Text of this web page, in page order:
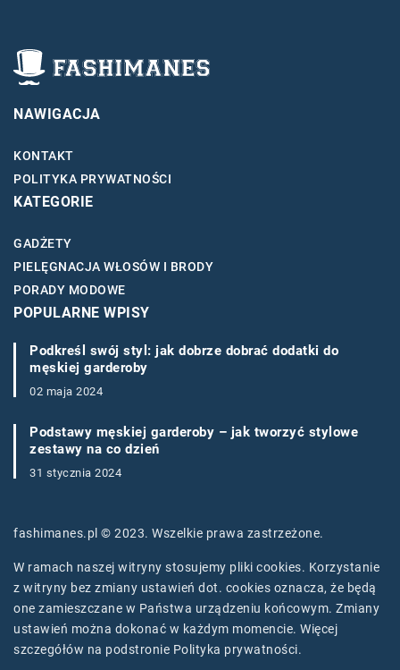
NAWIGACJA
KONTAKT
POLITYKA PRYWATNOŚCI
KATEGORIE
GADŻETY
PIELĘGNACJA WŁOSÓW I BRODY
PORADY MODOWE
POPULARNE WPISY
Podkreśl swój styl: jak dobrze dobrać dodatki do
męskiej garderoby
02 maja 2024
Podstawy męskiej garderoby – jak tworzyć stylowe
zestawy na co dzień
31 stycznia 2024
fashimanes.pl © 2023. Wszelkie prawa zastrzeżone.
W ramach naszej witryny stosujemy pliki cookies. Korzystanie
z witryny bez zmiany ustawień dot. cookies oznacza, że będą
one zamieszczane w Państwa urządzeniu końcowym. Zmiany
ustawień można dokonać w każdym momencie. Więcej
szczegółów na podstronie Polityka prywatności.